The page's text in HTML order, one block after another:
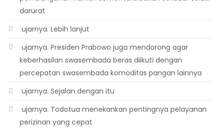
darurat
 ujarnya. Lebih lanjut
 ujarnya. Presiden Prabowo juga mendorong agar
keberhasilan swasembada beras diikuti dengan
percepatan swasembada komoditas pangan lainnya
 ujarnya. Sejalan dengan itu
 ujarnya. Todotua menekankan pentingnya pelayanan
perizinan yang cepat